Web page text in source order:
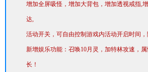
增加全屏吸怪，增加大背包，增加透视戒指,
达,
活动开关，可自由控制游戏内活动开启时间
新增娱乐功能：召唤10月灵，加特林攻速，
长！